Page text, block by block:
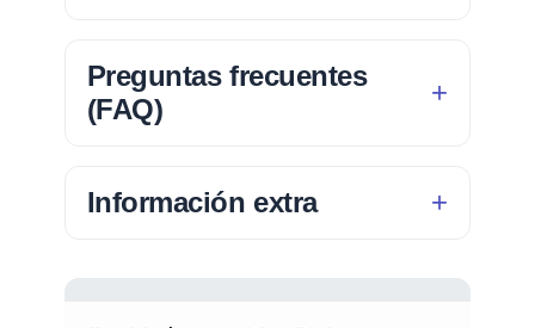
Preguntas frecuentes
(FAQ)
Información extra